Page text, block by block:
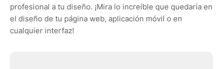
profesional a tu diseño. ¡Mira lo increíble que quedaría en
el diseño de tu página web, aplicación móvil o en
cualquier interfaz!